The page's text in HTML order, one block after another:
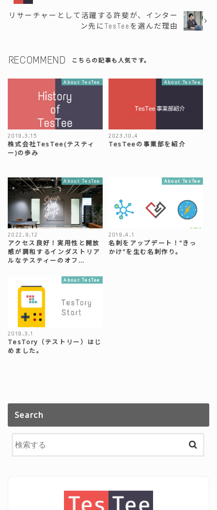
リサーチャーとして活躍する許斐が、インター
ン先にTesTeeを選んだ理由
RECOMMEND こちらの記事も人気です。
About TesTee
2019.3.15
株式会社TesTee(テスティ
ー)の歩み
About TesTee
2023.10.4
TesTeeの事業部を紹介
About TesTee
2022.9.12
アクセス良好！実用性と開放
感が調和するインダストリア
ルなテスティーのオフ…
About TesTee
2019.4.1
名刺をアップデート！"きっ
かけ"を生む名刺作り。
About TesTee
2019.3.1
TesTory（テストリー）はじ
めました。
Search